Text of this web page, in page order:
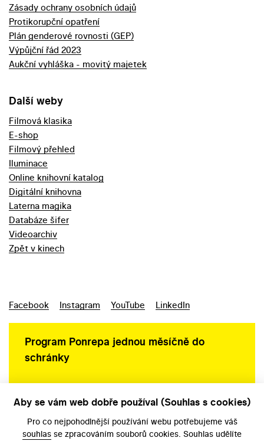
Zásady ochrany osobních údajů
Protikorupční opatření
Plán genderové rovnosti (GEP)
Výpůjční řád 2023
Aukční vyhláška - movitý majetek
Další weby
Filmová klasika
E-shop
Filmový přehled
Iluminace
Online knihovní katalog
Digitální knihovna
Laterna magika
Databáze šifer
Videoarchiv
Zpět v kinech
Facebook Instagram YouTube LinkedIn
Program Ponrepa jednou měsíčně do
schránky
Aby se vám web dobře používal (Souhlas s cookies)
Pro co nejpohodlnější používání webu potřebujeme váš
souhlas se zpracováním souborů cookies. Souhlas udělíte